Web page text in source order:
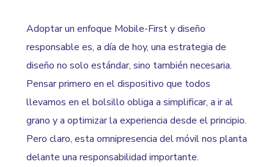
Adoptar un enfoque Mobile-First y diseño
responsable es, a día de hoy, una estrategia de
diseño no solo estándar, sino también necesaria.
Pensar primero en el dispositivo que todos
llevamos en el bolsillo obliga a simplificar, a ir al
grano y a optimizar la experiencia desde el principio.
Pero claro, esta omnipresencia del móvil nos planta
delante una responsabilidad importante.